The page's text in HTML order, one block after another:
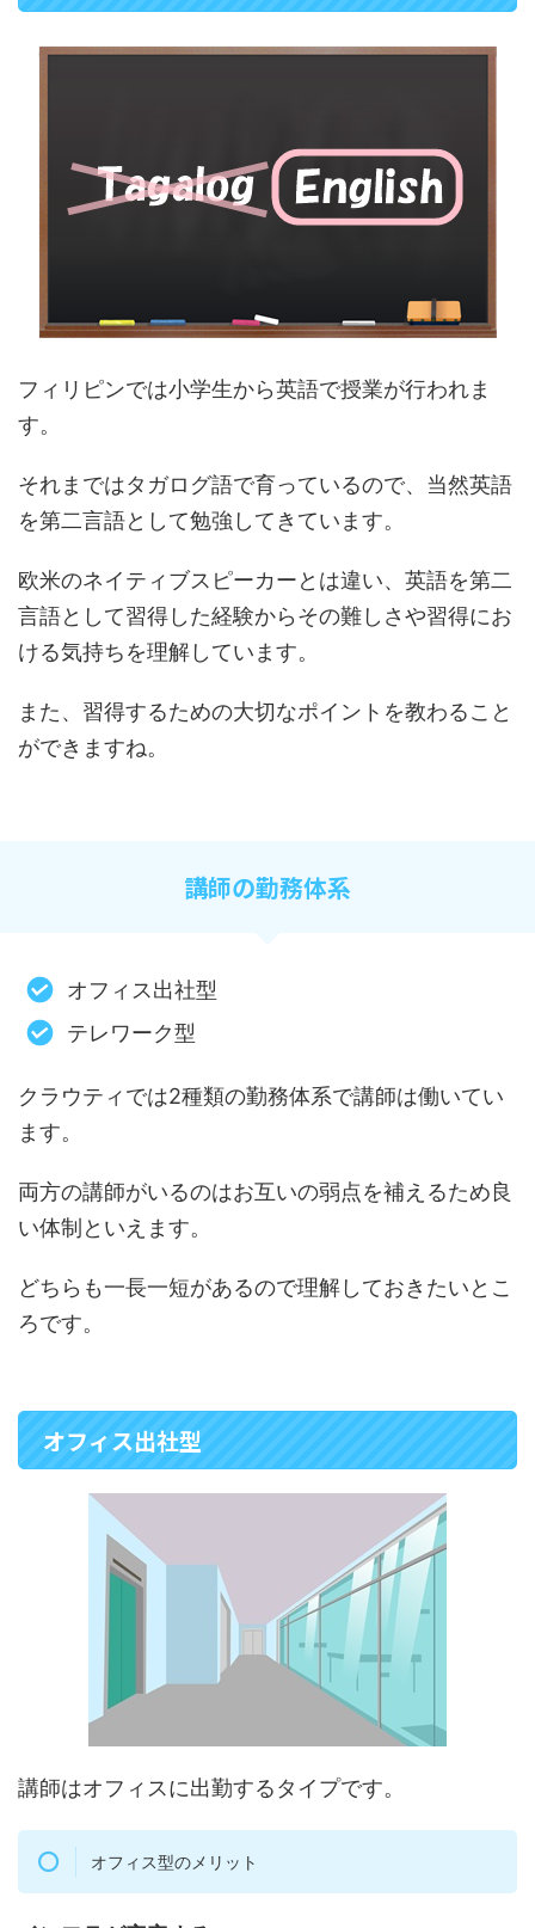
フィリピンでは小学生から英語で授業が行われま
す。
それまではタガログ語で育っているので、当然英語
を第二言語として勉強してきています。
欧米のネイティブスピーカーとは違い、英語を第二
言語として習得した経験からその難しさや習得にお
ける気持ちを理解しています。
また、習得するための大切なポイントを教わること
ができますね。
講師の勤務体系
オフィス出社型
テレワーク型
クラウティでは2種類の勤務体系で講師は働いてい
ます。
両方の講師がいるのはお互いの弱点を補えるため良
い体制といえます。
どちらも一長一短があるので理解しておきたいとこ
ろです。
オフィス出社型
講師はオフィスに出勤するタイプです。
オフィス型のメリット